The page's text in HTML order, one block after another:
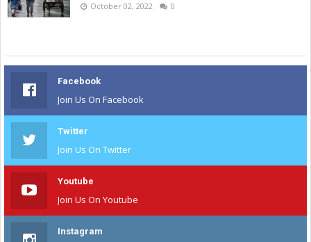
October 02, 2022 0
Facebook
Join Us On Facebook
Twitter
Join Us On Twitter
Youtube
Join Us On Youtube
Instagram